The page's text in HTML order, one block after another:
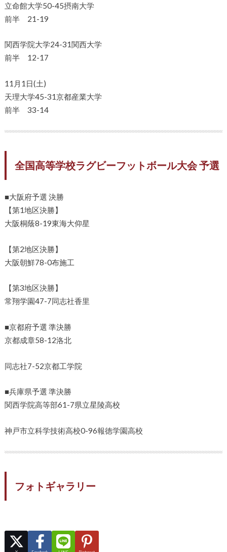
立命館大学50-45摂南大学
前半 21-19
関西学院大学24-31関西大学
前半 12-17
11月1日(土)
天理大学45-31京都産業大学
前半 33-14
全国高等学校ラグビーフットボール大会 予選
■大阪府予選 決勝
【第1地区決勝】
大阪桐蔭8-19東海大仰星
【第2地区決勝】
大阪朝鮮78-0布施工
【第3地区決勝】
常翔学園47-7同志社香里
■京都府予選 準決勝
京都成章58-12洛北
同志社7-52京都工学院
■兵庫県予選 準決勝
関西学院高等部61-7県立星陵高校
神戸市立科学技術高校0-96報徳学園高校
フォトギャラリー